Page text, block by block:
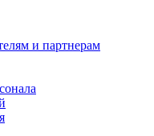
и партнерам